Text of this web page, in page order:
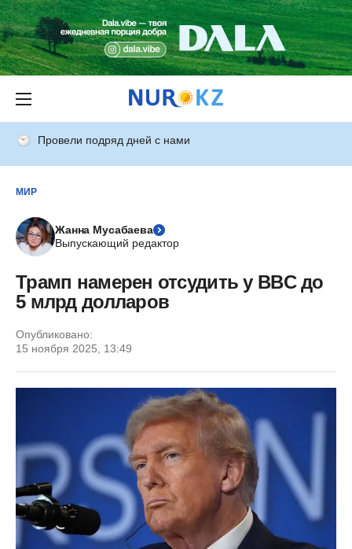
Провели подряд дней с нами
МИР
Жанна Мусабаева
Выпускающий редактор
Трамп намерен отсудить у BBC до
5 млрд долларов
Опубликовано:
15 ноября 2025, 13:49